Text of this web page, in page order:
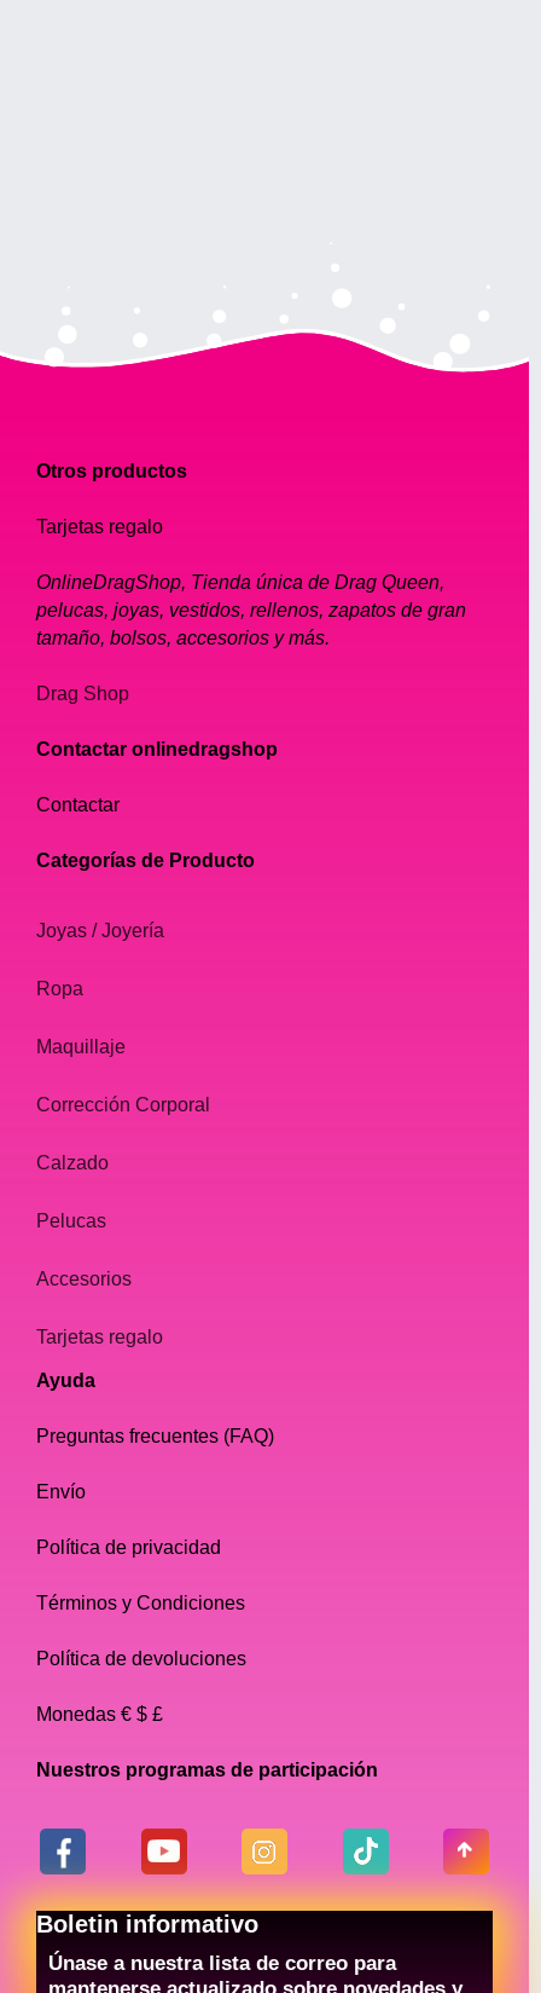
Otros productos
Tarjetas regalo
OnlineDragShop, Tienda única de Drag Queen,
pelucas, joyas, vestidos, rellenos, zapatos de gran
tamaño, bolsos, accesorios y más.
Drag Shop
Contactar onlinedragshop
Contactar
Categorías de Producto
Joyas / Joyería
Ropa
Maquillaje
Corrección Corporal
Calzado
Pelucas
Accesorios
Tarjetas regalo
Ayuda
Preguntas frecuentes (FAQ)
Envío
Política de privacidad
Términos y Condiciones
Política de devoluciones
Monedas € $ £
Nuestros programas de participación
Boletin informativo
Únase a nuestra lista de correo para